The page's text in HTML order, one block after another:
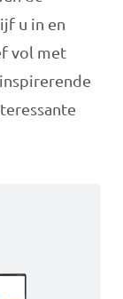
u in en
vol met